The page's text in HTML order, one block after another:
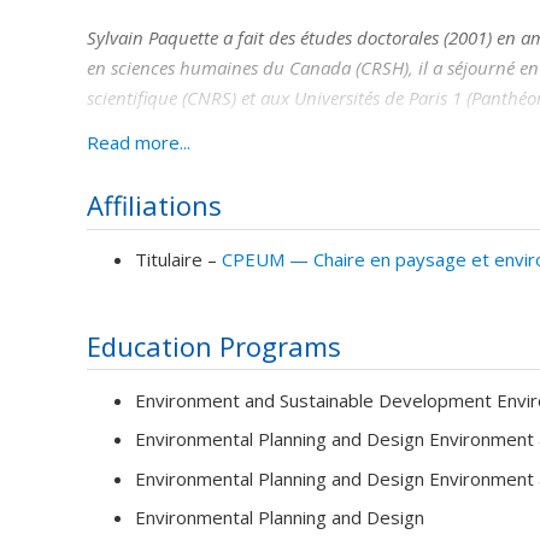
Sylvain Paquette a fait des études doctorales (2001) en
en sciences humaines du Canada (CRSH), il a séjourné
scientifique (CNRS) et aux Universités de Paris 1
Professeur titulaire à l’École d’urbanisme et
Ses travaux s’inscrivent dans le domaine de la
territoires habités tant en milieux urbains, périurbains
(Canadian Geographer, Canadian Journal of Regional
perspectives méthodologiques qu’au plan des stratégies
l’aménagement du territoire au Québec, soit entre
de l’Habitation, ainsi que plusieurs instances régionales
Read more...
Affiliations
Titulaire – CPEUM — Chaire en paysage et
Education Programs
Environment and Sustainable Development
Environmental Planning and Design
Environmental Planning and Design
Environmental Planning and Design